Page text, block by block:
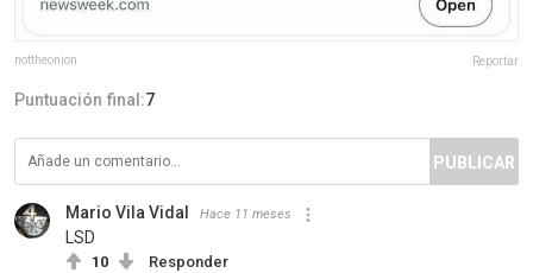
nottheonion Reportar
Puntuación final:7
PUBLICAR
Mario Vila Vidal Hace 11 meses
LSD
10 Responder